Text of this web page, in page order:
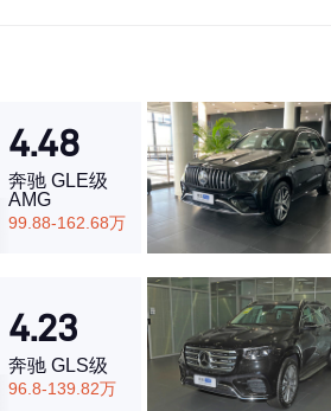
同级车
4.48
奔驰 GLE级
AMG
99.88-162.68万
4.23
奔驰 GLS级
96.8-139.82万